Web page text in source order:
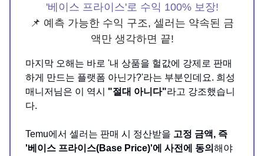
'베이스 프라이스'로 수익 100% 보장!
📌 예측 가능한 수익 구조, 셀러는 약속된 금
액만 생각하면 끝!
마지막 오해는 바로 '내 상품을 헐값에 강제로 판매
하게 만드는 플랫폼 아닌가?'라는 부분인데요. 희성
매니저님은 이 역시 "절대 아니다"라고 강조했습니
다.
Temu에서 셀러는 판매 시 정산받을 고정 금액, 즉
'베이스 프라이스(Base Price)'에 사전에 동의 해야